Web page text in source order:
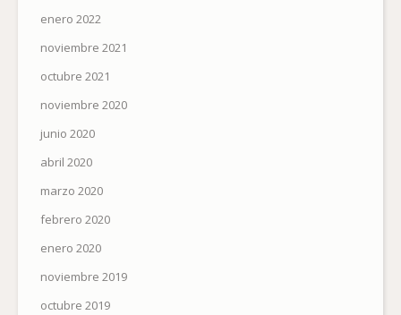
enero 2022
noviembre 2021
octubre 2021
noviembre 2020
junio 2020
abril 2020
marzo 2020
febrero 2020
enero 2020
noviembre 2019
octubre 2019